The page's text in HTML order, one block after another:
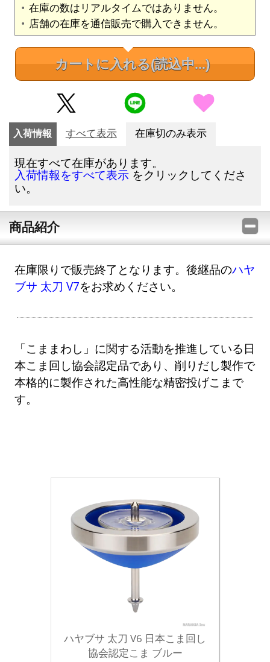
在庫の数はリアルタイムではありません。
店舗の在庫を通信販売で購入できません。
カートに入れる(読込中...)
入荷情報 すべて表示 在庫切のみ表示
現在すべて在庫があります。
入荷情報をすべて表示 をクリックしてくださ
い。
商品紹介
在庫限りで販売終了となります。後継品のハヤ
ブサ 太刀 V7をお求めください。
「こままわし」に関する活動を推進している日
本こま回し協会認定品であり、削りだし製作で
本格的に製作された高性能な精密投げこまで
す。
ハヤブサ 太刀 V6 日本こま回し
協会認定こま ブルー